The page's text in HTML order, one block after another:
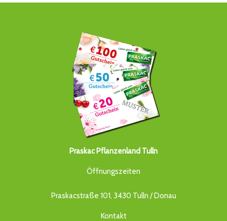
Praskac Pflanzenland Tulln
Öffnungszeiten
Praskacstraße 101, 3430 Tulln / Donau
Kontakt